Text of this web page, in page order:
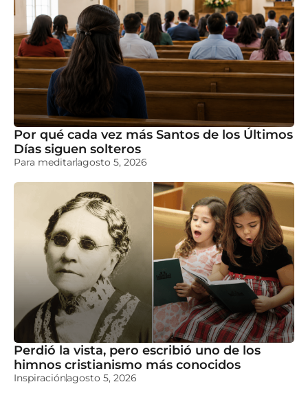
Por qué cada vez más Santos de los Últimos
Días siguen solteros
Para meditaragosto 5, 2026
Perdió la vista, pero escribió uno de los
himnos cristianismo más conocidos
Inspiraciónagosto 5, 2026